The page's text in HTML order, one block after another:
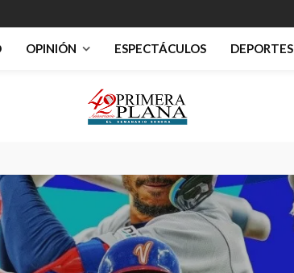
OPINIÓN ESPECTÁCULOS DEPORTES